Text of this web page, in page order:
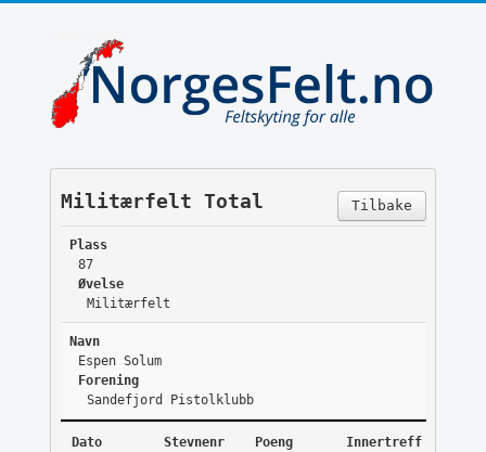
Tilbake
Militærfelt Total
Plass
87
Øvelse
Militærfelt
Navn
Espen Solum
Forening
Sandefjord Pistolklubb
Dato Stevnenr Poeng Innertreff